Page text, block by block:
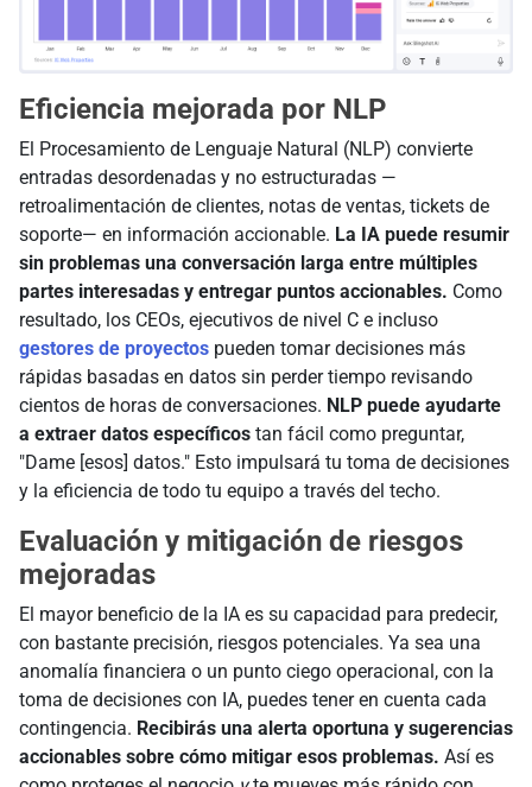
Eficiencia mejorada por NLP
El Procesamiento de Lenguaje Natural (NLP) convierte
entradas desordenadas y no estructuradas —
retroalimentación de clientes, notas de ventas, tickets de
soporte— en información accionable. La IA puede resumir
sin problemas una conversación larga entre múltiples
partes interesadas y entregar puntos accionables. Como
resultado, los CEOs, ejecutivos de nivel C e incluso
gestores de proyectos pueden tomar decisiones más
rápidas basadas en datos sin perder tiempo revisando
cientos de horas de conversaciones. NLP puede ayudarte
a extraer datos específicos tan fácil como preguntar,
"Dame [esos] datos." Esto impulsará tu toma de decisiones
y la eficiencia de todo tu equipo a través del techo.
Evaluación y mitigación de riesgos
mejoradas
El mayor beneficio de la IA es su capacidad para predecir,
con bastante precisión, riesgos potenciales. Ya sea una
anomalía financiera o un punto ciego operacional, con la
toma de decisiones con IA, puedes tener en cuenta cada
contingencia. Recibirás una alerta oportuna y sugerencias
accionables sobre cómo mitigar esos problemas. Así es